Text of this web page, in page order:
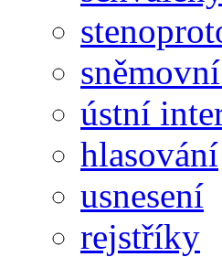
ústní
hlasování
usnesení
rejstříky